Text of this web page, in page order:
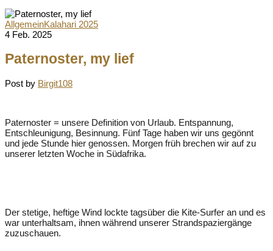
AllgemeinKalahari 2025
4 Feb. 2025
Paternoster, my lief
Post by Birgit108
Paternoster = unsere Definition von Urlaub. Entspannung,
Entschleunigung, Besinnung. Fünf Tage haben wir uns gegönnt
und jede Stunde hier genossen. Morgen früh brechen wir auf zu
unserer letzten Woche in Südafrika.
Der stetige, heftige Wind lockte tagsüber die Kite-Surfer an und es
war unterhaltsam, ihnen während unserer Strandspaziergänge
zuzuschauen.